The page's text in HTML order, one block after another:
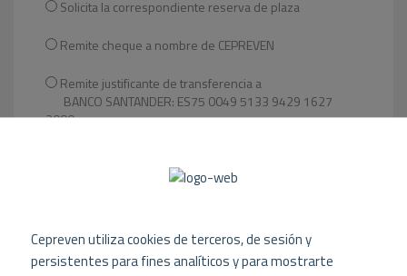
Solicita la correspondiente reserva de plaza
Remite cheque a nombre de CEPREVEN
Remite justificante de transferencia a
BANCO SANTANDER: ES75 0049 5133 9429 1627
2080
POLÍTICA DE PRIVACIDAD*
Enviar
Cepreven utiliza cookies de terceros, de sesión y
persistentes para fines analíticos y para mostrarte